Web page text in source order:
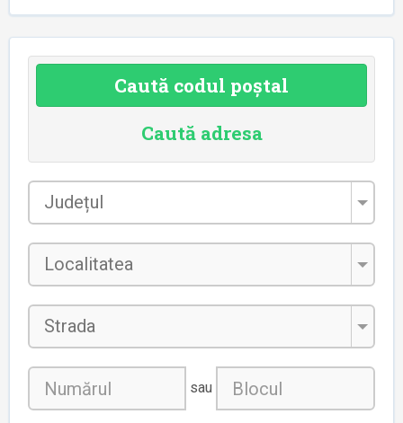
Caută codul poștal
Caută adresa
Județul
Localitatea
Strada
sau